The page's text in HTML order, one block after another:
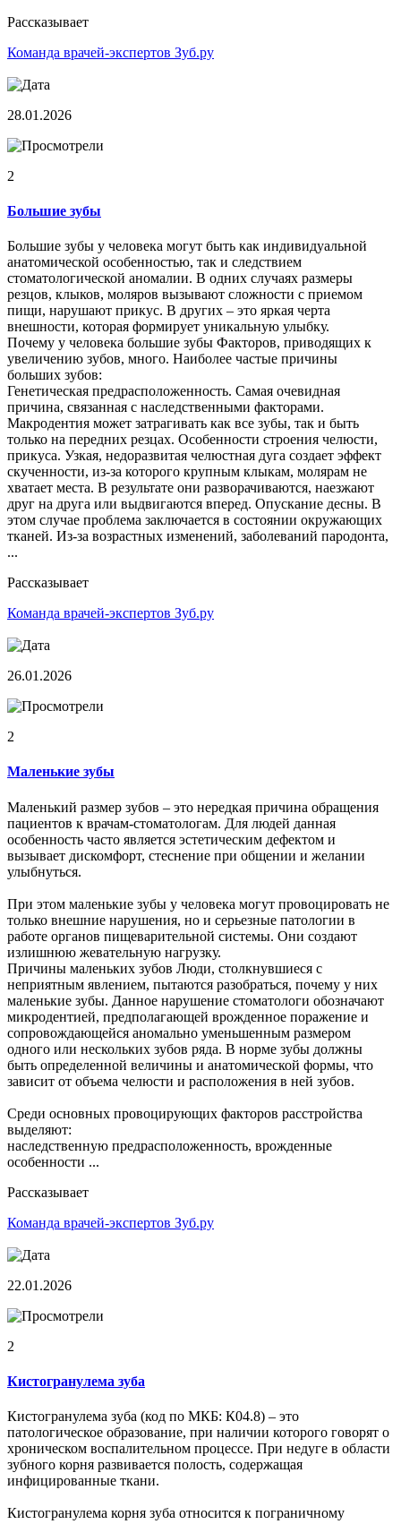
Рассказывает
Команда врачей-экспертов Зуб.ру
28.01.2026
2
Большие зубы
Большие зубы у человека могут быть как индивидуальной
анатомической особенностью, так и следствием
стоматологической аномалии. В одних случаях размеры
резцов, клыков, моляров вызывают сложности с приемом
пищи, нарушают прикус. В других – это яркая черта
внешности, которая формирует уникальную улыбку.
Почему у человека большие зубы Факторов, приводящих к
увеличению зубов, много. Наиболее частые причины
больших зубов:
Генетическая предрасположенность. Самая очевидная
причина, связанная с наследственными факторами.
Макродентия может затрагивать как все зубы, так и быть
только на передних резцах. Особенности строения челюсти,
прикуса. Узкая, недоразвитая челюстная дуга создает эффект
скученности, из-за которого крупным клыкам, молярам не
хватает места. В результате они разворачиваются, наезжают
друг на друга или выдвигаются вперед. Опускание десны. В
этом случае проблема заключается в состоянии окружающих
тканей. Из-за возрастных изменений, заболеваний пародонта,
...
Рассказывает
Команда врачей-экспертов Зуб.ру
26.01.2026
2
Маленькие зубы
Маленький размер зубов – это нередкая причина обращения
пациентов к врачам-стоматологам. Для людей данная
особенность часто является эстетическим дефектом и
вызывает дискомфорт, стеснение при общении и желании
улыбнуться.
При этом маленькие зубы у человека могут провоцировать не
только внешние нарушения, но и серьезные патологии в
работе органов пищеварительной системы. Они создают
излишнюю жевательную нагрузку.
Причины маленьких зубов Люди, столкнувшиеся с
неприятным явлением, пытаются разобраться, почему у них
маленькие зубы. Данное нарушение стоматологи обозначают
микродентией, предполагающей врожденное поражение и
сопровождающейся аномально уменьшенным размером
одного или нескольких зубов ряда. В норме зубы должны
быть определенной величины и анатомической формы, что
зависит от объема челюсти и расположения в ней зубов.
Среди основных провоцирующих факторов расстройства
выделяют:
наследственную предрасположенность, врожденные
особенности ...
Рассказывает
Команда врачей-экспертов Зуб.ру
22.01.2026
2
Кистогранулема зуба
Кистогранулема зуба (код по МКБ: К04.8) – это
патологическое образование, при наличии которого говорят о
хроническом воспалительном процессе. При недуге в области
зубного корня развивается полость, содержащая
инфицированные ткани.
Кистогранулема корня зуба относится к пограничному